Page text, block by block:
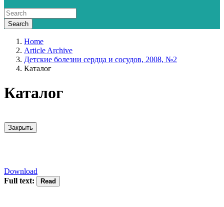
Home
Article Archive
Детские болезни сердца и сосудов, 2008, №2
Каталог
Каталог
Закрыть
Download
Full text: